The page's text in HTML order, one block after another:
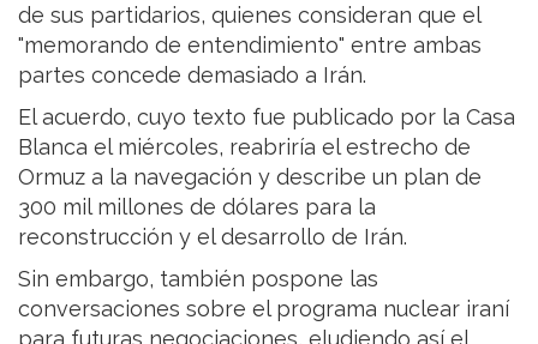
de sus partidarios, quienes consideran que el
"memorando de entendimiento" entre ambas
partes concede demasiado a Irán.
El acuerdo, cuyo texto fue publicado por la Casa
Blanca el miércoles, reabriría el estrecho de
Ormuz a la navegación y describe un plan de
300 mil millones de dólares para la
reconstrucción y el desarrollo de Irán.
Sin embargo, también pospone las
conversaciones sobre el programa nuclear iraní
para futuras negociaciones, eludiendo así el